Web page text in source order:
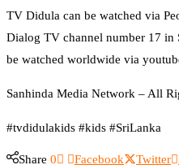
TV Didula can be watched via
Dialog TV channel number 17 in
be watched worldwide via
Sanhinda Media Network – All
#tvdidulakids #kids #SriLanka
Share 0 Facebook Twitter